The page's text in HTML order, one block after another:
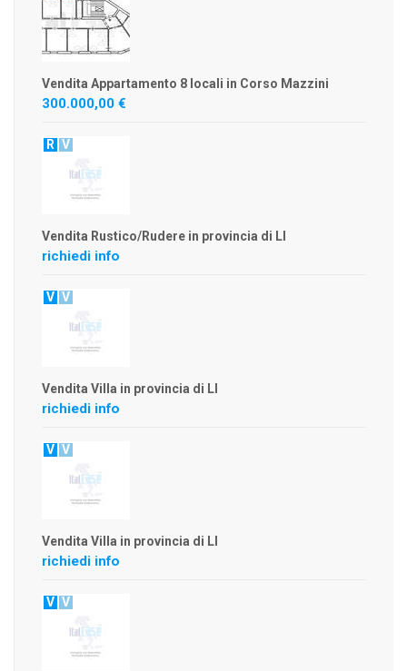
Vendita Appartamento 8 locali in Corso Mazzini
300.000,00 €
R V
Vendita Rustico/Rudere in provincia di LI
richiedi info
V V
Vendita Villa in provincia di LI
richiedi info
V V
Vendita Villa in provincia di LI
richiedi info
V V